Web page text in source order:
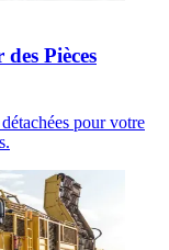
Pièces
pour votre